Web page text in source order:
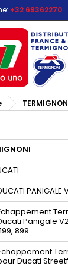
+32 69362270
PANIGALE
Panigale
899
Ducati